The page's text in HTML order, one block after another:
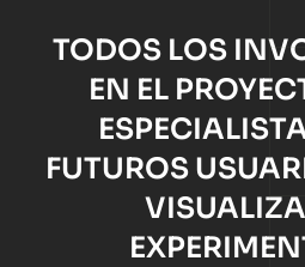
TODOS LOS
EN EL
FUTUROS